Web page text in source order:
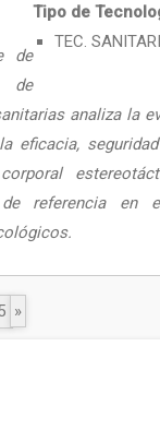
Tipo de
TEC.
de
de
analiza la
eficacia,
de referencia en
»